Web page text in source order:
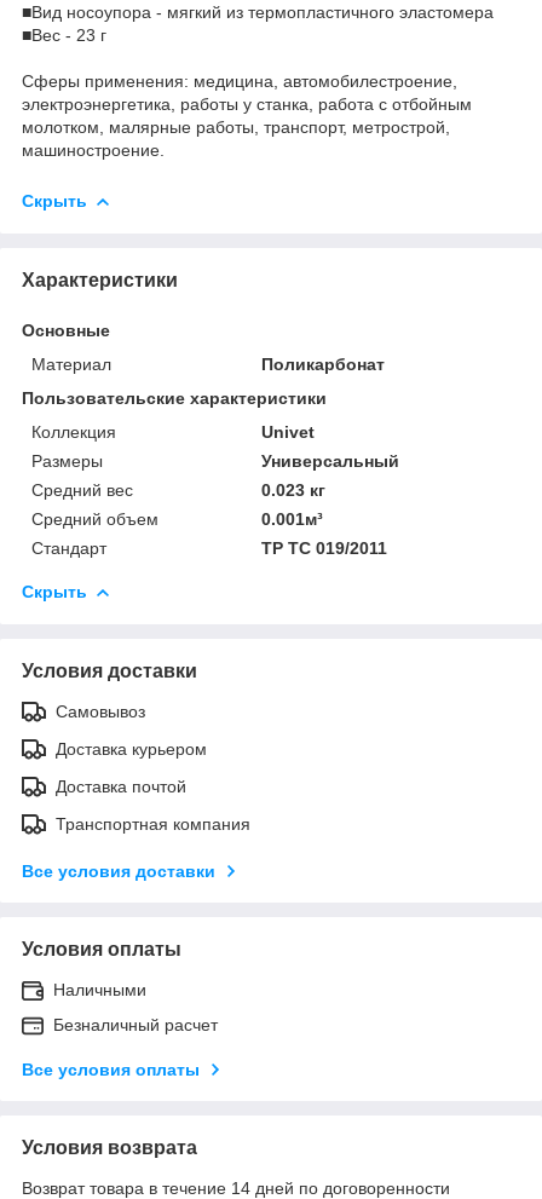
■Вид носоупора - мягкий из термопластичного эластомера
■Вес - 23 г
Сферы применения: медицина, автомобилестроение,
электроэнергетика, работы у станка, работа с отбойным
молотком, малярные работы, транспорт, метрострой,
машиностроение.
Скрыть
Характеристики
Основные
Материал
Поликарбонат
Пользовательские характеристики
Коллекция
Univet
Размеры
Универсальный
Средний вес
0.023 кг
Средний объем
0.001м³
Стандарт
ТР ТС 019/2011
Скрыть
Условия доставки
Самовывоз
Доставка курьером
Доставка почтой
Транспортная компания
Все условия доставки
Условия оплаты
Наличными
Безналичный расчет
Все условия оплаты
Условия возврата
Возврат товара в течение 14 дней по договоренности